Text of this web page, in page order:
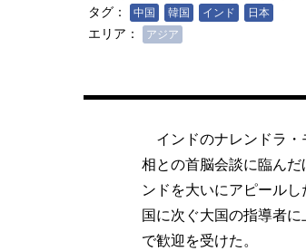
タグ：
中国 韓国 インド 日本
エリア： アジア
インドのナレンドラ・
相との首脳会談に臨ん
ンドを大いにアピール
国に次ぐ大国の指導者
で歓迎を受けた。